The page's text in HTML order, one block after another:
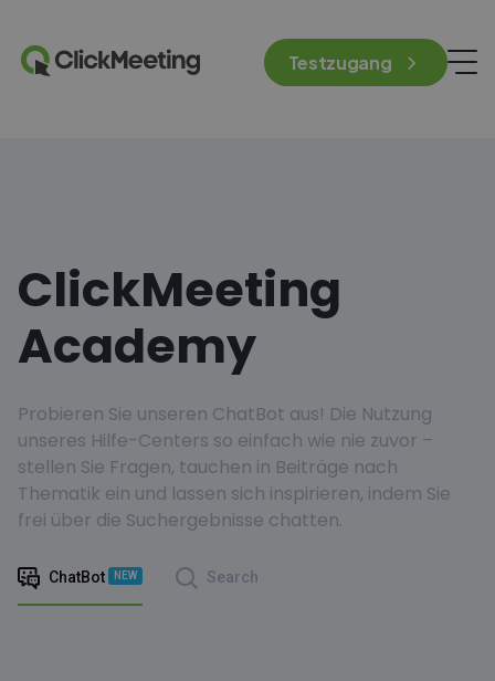
Testzugang
ClickMeeting
Academy
Probieren Sie unseren ChatBot aus! Die Nutzung
unseres Hilfe-Centers so einfach wie nie zuvor –
stellen Sie Fragen, tauchen in Beiträge nach
Thematik ein und lassen sich inspirieren, indem Sie
frei über die Suchergebnisse chatten.
ChatBot NEW Search